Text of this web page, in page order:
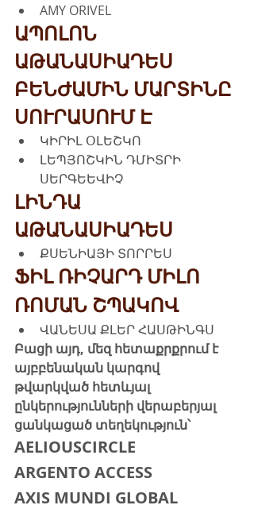
AMY ORIVEL
ԱՊՈԼՈՆ
ԱԹԱՆԱՍԻԱԴԵՍ
ԲԵՆԺԱՄԻՆ ՄԱՐՏԻՆԸ
ՍՈՒՐԱՍՈՒՄ Է
ԿԻՐԻԼ ՕԼԵՇԿՈ
ԼԵՊՅՈՇԿԻՆ ԴՄԻՏՐԻ
ՍԵՐԳԵԵՎԻՉ
ԼԻՆԴԱ
ԱԹԱՆԱՍԻԱԴԵՍ
ՔՍԵՆԻԱՅԻ ՏՈՐՐԵՍ
ՖԻԼ ՌԻՉԱՐԴ ՄԻԼՈ
ՌՈՄԱՆ ՇՊԱԿՈՎ
ՎԱՆԵՍԱ ՔԼԵՐ ՀԱՍԹԻՆԳՍ
Բացի այդ, մեզ հետաքրքրում է
այբբենական կարգով
թվարկված հետևյալ
ընկերությունների վերաբերյալ
ցանկացած տեղեկություն՝
AELIOUSCIRCLE
ARGENTO ACCESS
AXIS MUNDI GLOBAL